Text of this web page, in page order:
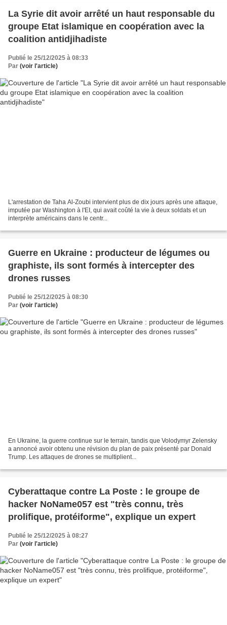
La Syrie dit avoir arrêté un haut responsable du
groupe Etat islamique en coopération avec la
coalition antidjihadiste
Publié le 25/12/2025 à 08:33
Par (voir l'article)
L'arrestation de Taha Al-Zoubi intervient plus de dix jours après une attaque,
imputée par Washington à l'EI, qui avait coûté la vie à deux soldats et un
interprète américains dans le centr...
Guerre en Ukraine : producteur de légumes ou
graphiste, ils sont formés à intercepter des
drones russes
Publié le 25/12/2025 à 08:30
Par (voir l'article)
En Ukraine, la guerre continue sur le terrain, tandis que Volodymyr Zelensky
a annoncé avoir obtenu une révision du plan de paix présenté par Donald
Trump. Les attaques de drones se multiplient...
Cyberattaque contre La Poste : le groupe de
hacker NoName057 est "très connu, très
prolifique, protéiforme", explique un expert
Publié le 25/12/2025 à 08:27
Par (voir l'article)